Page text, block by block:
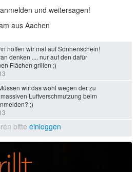
und weitersagen!
aus Aachen
hoffen wir mal auf Sonnenschein!
denken .... nur auf den dafür
Flächen grillen ;)
wir das wohl wegen der zu
Luftverschmutzung beim
;)
bitte einloggen